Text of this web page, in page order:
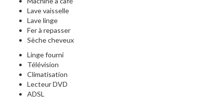
Lave vaisselle
Lave linge
Fer à repasser
Sèche cheveux
Linge fourni
Télévision
Climatisation
Lecteur DVD
ADSL